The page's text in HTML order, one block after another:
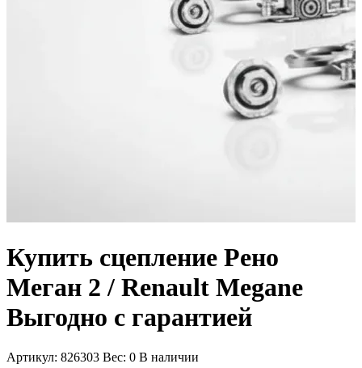
Купить сцепление Рено
Меган 2 / Renault Megane
Выгодно с гарантией
Артикул: 826303 Вес: 0 В наличии